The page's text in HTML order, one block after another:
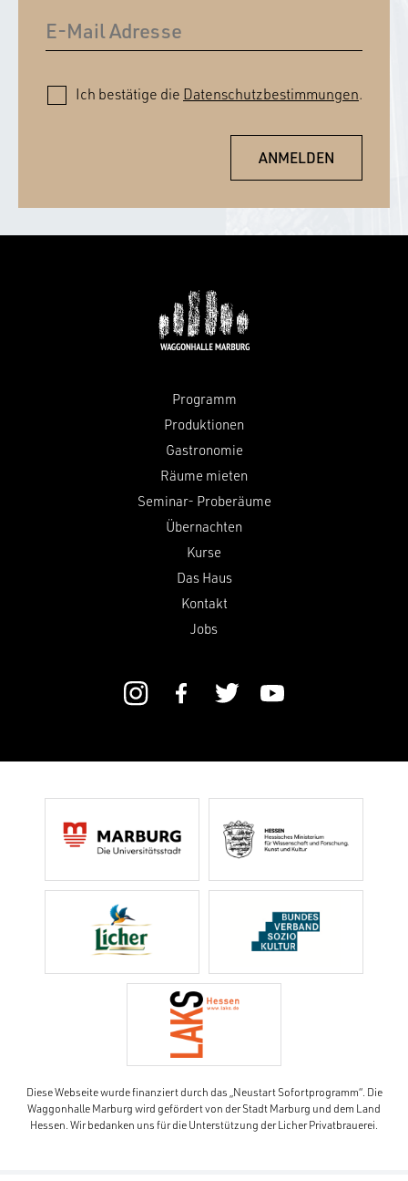
Ich bestätige die Datenschutzbestimmungen.
Programm
Produktionen
Gastronomie
Räume mieten
Seminar- Proberäume
Übernachten
Kurse
Das Haus
Kontakt
Jobs
Diese Webseite wurde finanziert durch das „Neustart Sofortprogramm“. Die
Waggonhalle Marburg wird gefördert von der Stadt Marburg und dem Land
Hessen. Wir bedanken uns für die Unterstützung der Licher Privatbrauerei.